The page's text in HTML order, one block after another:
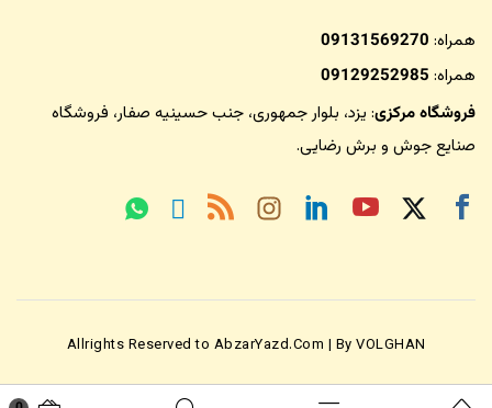
همراه: 09131569270
همراه: 09129252985
فروشگاه مرکزی: یزد، بلوار جمهوری، جنب حسینیه صفار، فروشگاه
صنایع جوش و برش رضایی.
Allrights Reserved to AbzarYazd.Com | By VOLGHAN